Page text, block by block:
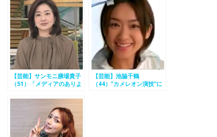
【芸能】サンモニ膳場貴子
（51）「メディアのありよ
【芸能】池脇千鶴
（44）”カメレオン演技”に